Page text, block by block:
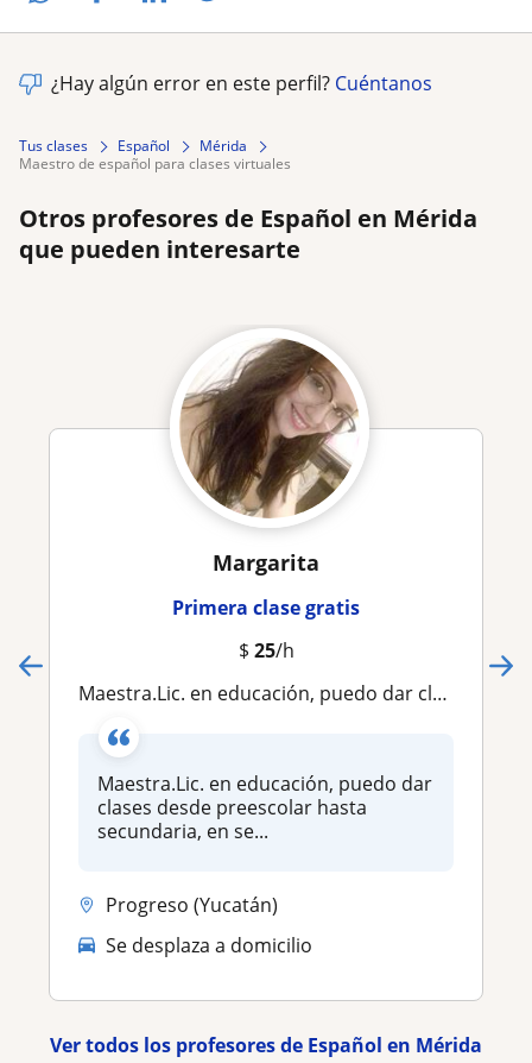
¿Hay algún error en este perfil? Cuéntanos
Tus clases Español
Mérida
maestro de español para clases virtuales
Otros profesores de Español en Mérida
que pueden interesarte
Margarita
Primera clase gratis
$ 25/h
Maestra.Lic. en educación, puedo dar clases desde preescolar hasta secundaria, en secundaria materia de español
Maestra.Lic. en educación, puedo dar
clases desde preescolar hasta
secundaria, en se...
Progreso (Yucatán)
Se desplaza a domicilio
Ver todos los profesores de Español en Mérida